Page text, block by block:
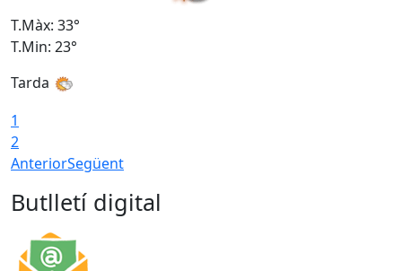
T.Màx: 33°
T.Min: 23°
Tarda
1
2
AnteriorSegüent
Butlletí digital